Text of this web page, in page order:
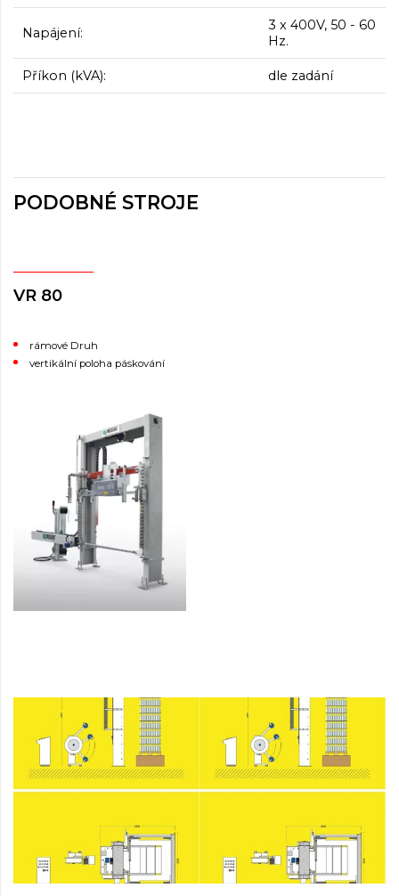
Napájení:
3 x 400V, 50 - 60
Hz.
Příkon (kVA): dle zadání
PODOBNÉ STROJE
VR 80
rámové Druh
vertikální poloha páskování